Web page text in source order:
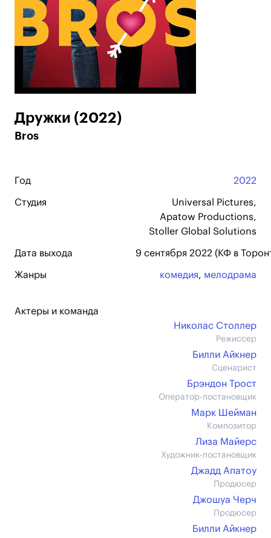
Дружки (2022)
Bros
Год 2022
Студия
Universal Pictures,
Apatow Productions,
Stoller Global Solutions
Дата выхода 9 сентября 2022 (КФ в
Жанры комедия, мелодрама
Актеры и команда
Николас Столлер
Режиссер
Билли Айкнер
Сценарист
Брэндон Трост
Оператор-постановщик
Марк Шейман
Композитор
Лиза Майерс
Художник-постановщик
Джадд Апатоу
Продюсер
Джошуа Черч
Продюсер
Билли Айкнер